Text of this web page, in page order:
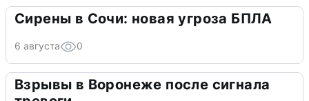
Сирены в Сочи: новая угроза БПЛА
6 августа 0
Взрывы в Воронеже после сигнала